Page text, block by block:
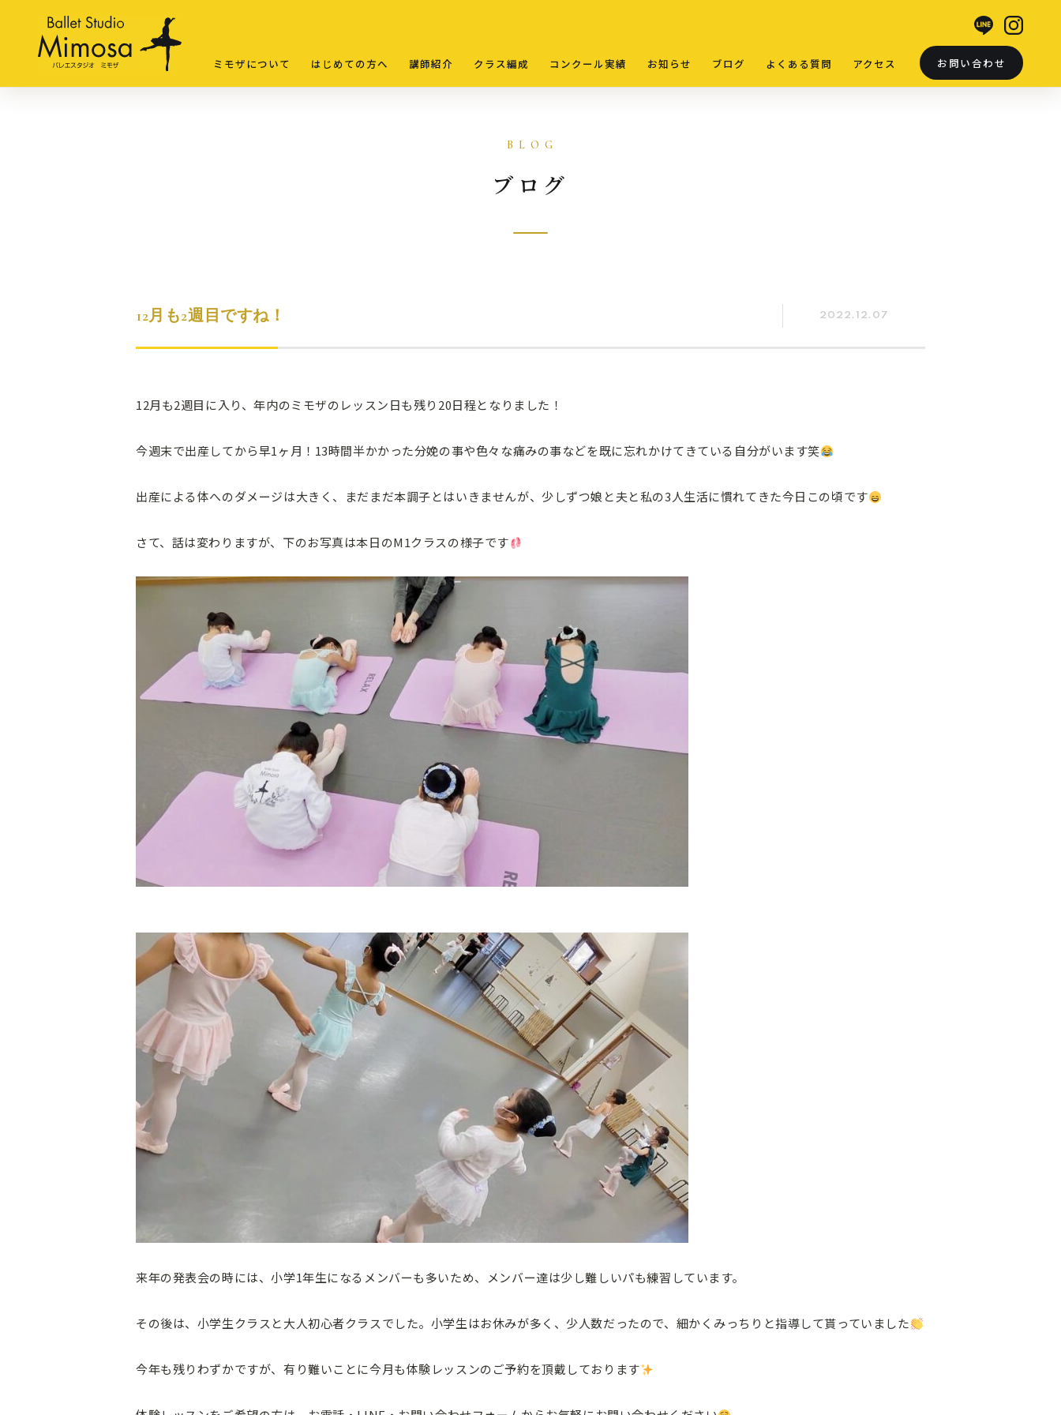
ミモザについて はじめての方へ 講師紹介 クラス編成 コンクール実績 お知らせ ブログ よくある質問 アクセス お問い合わせ
ブログ
12月も2週目ですね！ 2022.12.07
12月も2週目に入り、年内のミモザのレッスン日も残り20日程となりました！
今週末で出産してから早1ヶ月！13時間半かかった分娩の事や色々な痛みの事などを既に忘れかけてきている自分がいます笑
出産による体へのダメージは大きく、まだまだ本調子とはいきませんが、少しずつ娘と夫と私の3人生活に慣れてきた今日この頃です
さて、話は変わりますが、下のお写真は本日のM1クラスの様子です
来年の発表会の時には、小学1年生になるメンバーも多いため、メンバー達は少し難しいパも練習しています。
その後は、小学生クラスと大人初心者クラスでした。小学生はお休みが多く、少人数だったので、細かくみっちりと指導して貰っていました
今年も残りわずかですが、有り難いことに今月も体験レッスンのご予約を頂戴しております